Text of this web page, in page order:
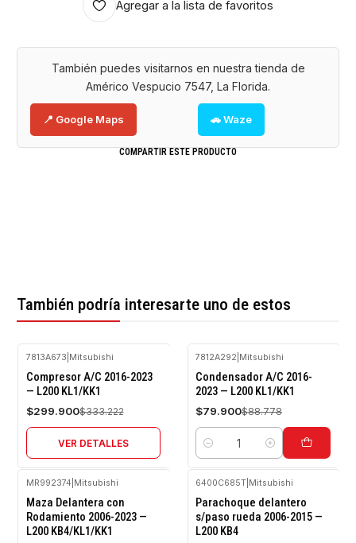
Agregar a la lista de favoritos
También puedes visitarnos en nuestra tienda de
Américo Vespucio 7547, La Florida.
📍 Google Maps 🚗 Waze
COMPARTIR ESTE PRODUCTO
También podría interesarte uno de estos
-10%
OFF
7813A673 Mitsubishi
Compresor A/C 2016-2023
— L200 KL1/KK1
$299.900$333.222
VER DETALLES
-10%
OFF
7812A292 Mitsubishi
Condensador A/C 2016-
2023 — L200 KL1/KK1
$79.900$88.778
Cantidad
-10%
OFF
MR992374 Mitsubishi
Maza Delantera con
Rodamiento 2006-2023 —
L200 KB4/KL1/KK1
-10%
OFF
Agotado
6400C685T Mitsubishi
Parachoque delantero
s/paso rueda 2006-2015 —
L200 KB4